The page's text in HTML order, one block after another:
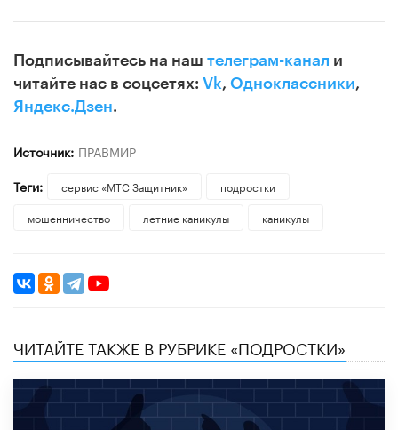
Подписывайтесь на наш телеграм-канал и
читайте нас в соцсетях: Vk, Одноклассники,
Яндекс.Дзен.
Источник: ПРАВМИР
Теги:
сервис «МТС Защитник»
подростки
мошенничество
летние каникулы каникулы
ЧИТАЙТЕ ТАКЖЕ В РУБРИКЕ «ПОДРОСТКИ»